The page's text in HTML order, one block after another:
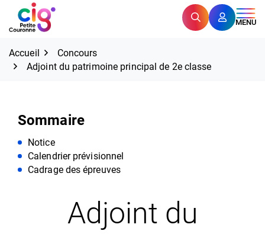
contenu
CIG Petite Couronne RechercherMENU
Accueil
Concours
Adjoint du patrimoine principal de 2e classe
Sommaire
Notice
Calendrier prévisionnel
Cadrage des épreuves
Adjoint du